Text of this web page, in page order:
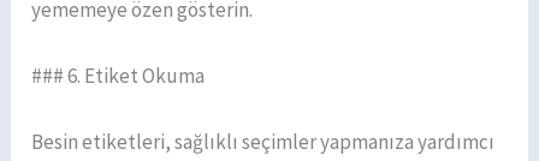
yememeye özen gösterin.
### 6. Etiket Okuma
Besin etiketleri, sağlıklı seçimler yapmanıza yardımcı